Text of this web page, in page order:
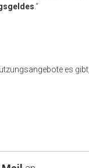
.“
es gibt,